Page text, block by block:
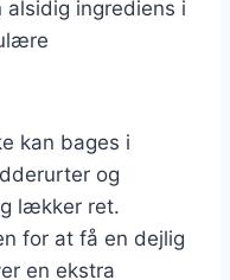
alsidig ingrediens i
kan bages i
og
lækker ret.
for at få en dejlig
en ekstra